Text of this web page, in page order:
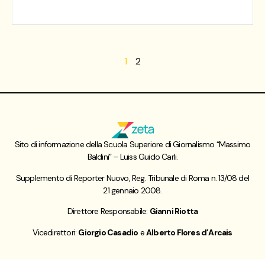
1 2
Sito di informazione della Scuola Superiore di Giornalismo “Massimo
Baldini” – Luiss Guido Carli.
Supplemento di Reporter Nuovo, Reg. Tribunale di Roma n. 13/08 del
21 gennaio 2008.
Direttore Responsabile: Gianni Riotta
Vicedirettori: Giorgio Casadio eAlberto Flores d’Arcais